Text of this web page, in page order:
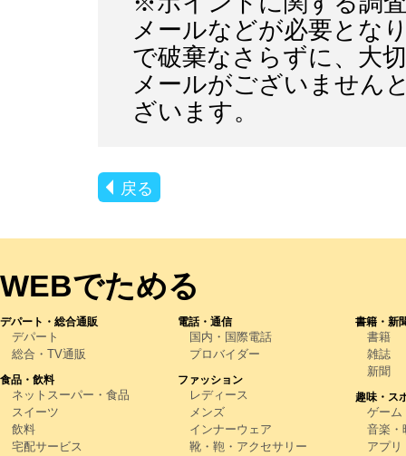
メールなどが必要とな
で破棄なさらずに、大
メールがございません
ざいます。
戻る
WEBでためる
デパート・総合通販
デパート
総合・TV通販
食品・飲料
ネットスーパー・食品
スイーツ
飲料
宅配サービス
電話・通信
国内・国際電話
プロバイダー
ファッション
レディース
メンズ
インナーウェア
靴・鞄・アクセサリー
書籍・新
書籍
雑誌
新聞
趣味・ス
ゲーム
音楽・
アプリ